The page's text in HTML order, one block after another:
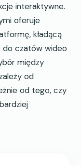
interaktywne.
oferuje
kładącą
do czatów wideo
między
od
od tego, czy